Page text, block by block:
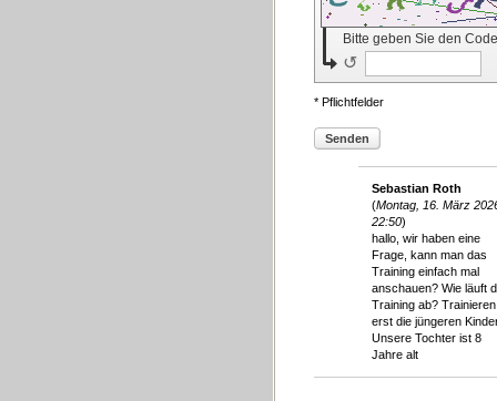
Bitte geben Sie den
↺
* Pflichtfelder
Senden
Sebastian Roth
(Montag, 16. März
22:50)
hallo, wir haben eine
Frage, kann man das
Training einfach mal
anschauen? Wie läuft
Training ab? Trainieren
erst die jüngeren
Unsere Tochter ist 8
Jahre alt